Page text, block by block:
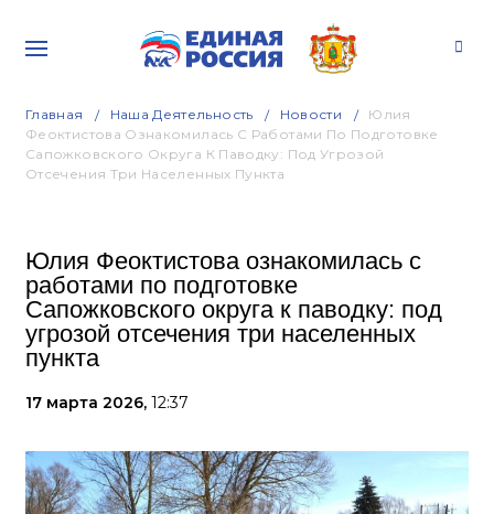
Главная Наша Деятельность Новости
Юлия
Феоктистова Ознакомилась С Работами По Подготовке
Сапожковского Округа К Паводку: Под Угрозой
Отсечения Три Населенных Пункта
Юлия Феоктистова ознакомилась с
работами по подготовке
Сапожковского округа к паводку: под
угрозой отсечения три населенных
пункта
17 марта 2026, 12:37